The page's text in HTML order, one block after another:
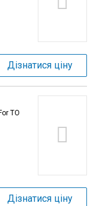
Дізнатися ціну
TO
Дізнатися ціну